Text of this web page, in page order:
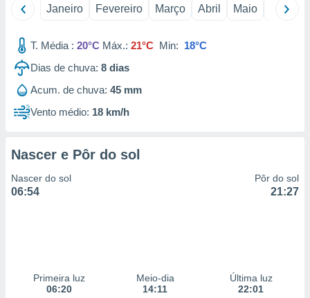
utilizar
criar
da
dos
melhorar
dados
Janeiro Fevereiro Março Abril Maio Junho
T. Média : 20°C Máx.: 21°C Min: 18°C
Dias de chuva: 8 dias
Acum. de chuva: 45 mm
Vento médio: 18 km/h
Nascer e Pôr do sol
Nascer do sol
06:54
Pôr do sol
21:27
Primeira luz
06:20
Meio-dia
14:11
Última luz
22:01